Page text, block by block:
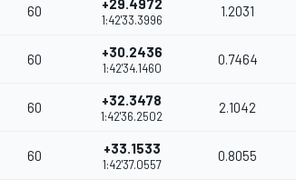
60 +29.4972
1:42'33.3996
1.2031
60 +30.2436
1:42'34.1460
0.7464
60 +32.3478
1:42'36.2502
2.1042
60 +33.1533
1:42'37.0557
0.8055